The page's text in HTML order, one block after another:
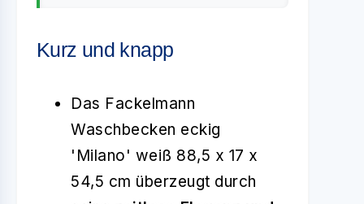
Kurz und knapp
Das Fackelmann
Waschbecken eckig
'Milano' weiß 88,5 x 17 x
54,5 cm überzeugt durch